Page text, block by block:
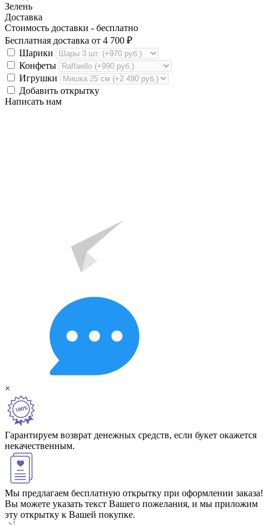
Зелень
Доставка
Стоимость доставки - бесплатно
Бесплатная доставка от 4 700 ₽
Шарики
Конфеты
Игрушки
Добавить открытку
Написать нам
×
Гарантируем возврат денежных средств, если букет окажется
некачественным.
Мы предлагаем бесплатную открытку при оформлении заказа!
Вы можете указать текст Вашего пожелания, и мы приложим
эту открытку к Вашей покупке.